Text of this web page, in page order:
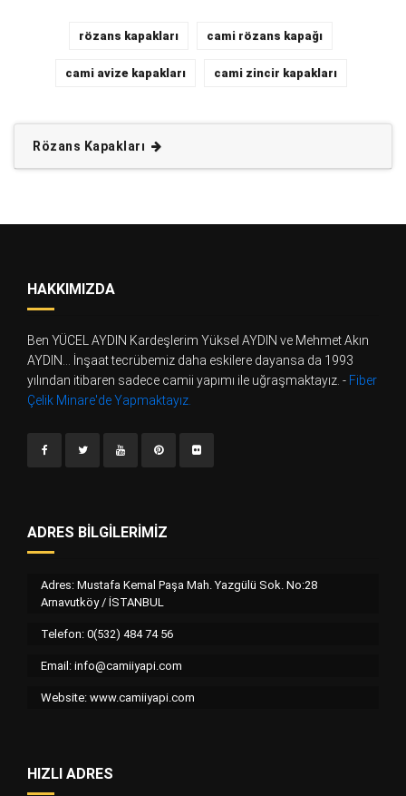
rözans kapakları cami rözans kapağı
cami avize kapakları cami zincir kapakları
Rözans Kapakları
HAKKIMIZDA
Ben YÜCEL AYDIN Kardeşlerim Yüksel AYDIN ve Mehmet Akın
AYDIN... İnşaat tecrübemiz daha eskilere dayansa da 1993
yılından itibaren sadece camii yapımı ile uğraşmaktayız. - Fiber
Çelik Minare'de Yapmaktayız.
ADRES BILGILERIMIZ
Adres: Mustafa Kemal Paşa Mah. Yazgülü Sok. No:28
Arnavutköy / İSTANBUL
Telefon: 0(532) 484 74 56
Email: info@camiiyapi.com
Website: www.camiiyapi.com
HIZLI ADRES